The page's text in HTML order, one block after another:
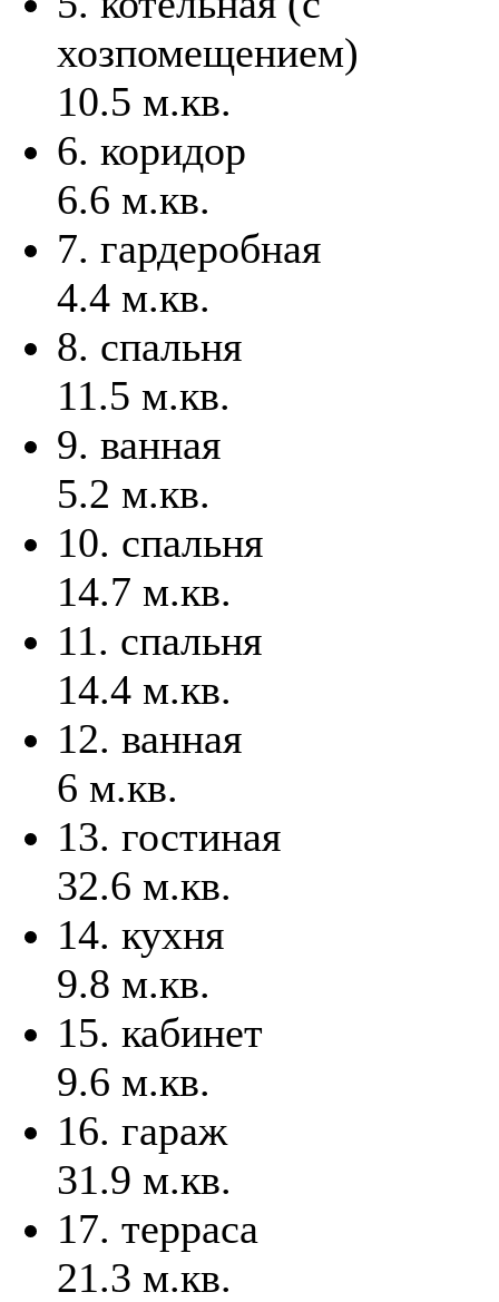
хозпомещением)
10.5 м.кв.
6. коридор
6.6 м.кв.
7. гардеробная
4.4 м.кв.
8. спальня
11.5 м.кв.
9. ванная
5.2 м.кв.
10. спальня
14.7 м.кв.
11. спальня
14.4 м.кв.
12. ванная
6 м.кв.
13. гостиная
32.6 м.кв.
14. кухня
9.8 м.кв.
15. кабинет
9.6 м.кв.
16. гараж
31.9 м.кв.
17. террасa
21.3 м.кв.